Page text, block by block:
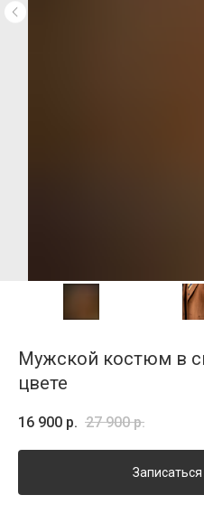
Мужской костюм в
цвете
16 900 р. 27 900 р.